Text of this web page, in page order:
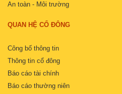
An toàn - Môi trường
QUAN HỆ CỔ ĐÔNG
Công bố thông tin
Thông tin cổ đông
Báo cáo tài chính
Báo cáo thường niên